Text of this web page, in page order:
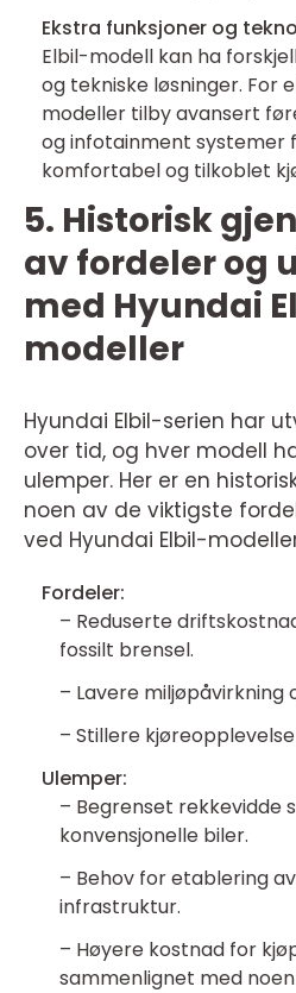
Ekstra funksjoner og
Elbil-modell kan ha
og tekniske løsninger. For
modeller tilby avansert
og infotainment systemer
komfortabel og tilkoblet
5. Historisk
av fordeler og
med Hyundai
modeller
Hyundai Elbil-serien har
over tid, og hver modell
ulemper. Her er en
noen av de viktigste
ved Hyundai Elbil-
Fordeler:
– Reduserte
fossilt brensel.
– Lavere miljøpåvirkning
– Stillere
Ulemper:
– Begrenset rekkevidde
konvensjonelle biler.
– Behov for etablering
infrastruktur.
– Høyere kostnad for
sammenlignet med